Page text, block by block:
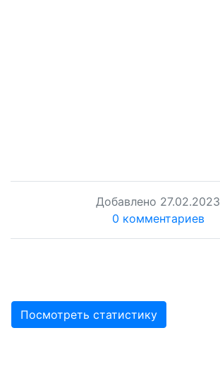
Добавлено 27.02.2023
0 комментариев
Посмотреть статистику